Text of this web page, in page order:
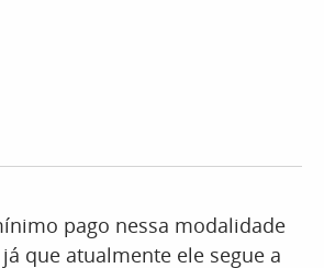
pago nessa modalidade
que atualmente ele segue a